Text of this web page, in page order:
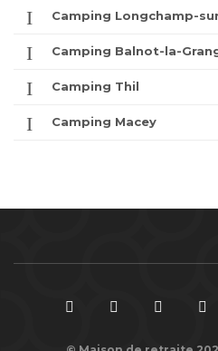
Camping Longchamp-
Camping Balnot-la-
Camping Thil
Camping Macey